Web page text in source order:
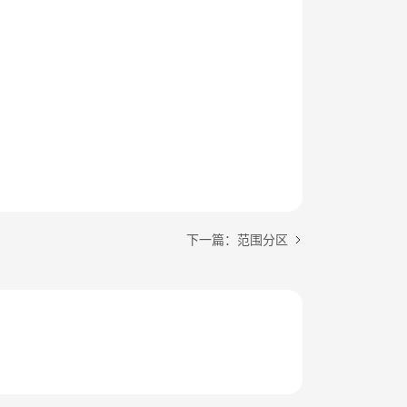
下一篇：范围分区